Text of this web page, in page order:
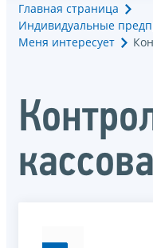
Главная страница
Индивидуальные
Меня интересует